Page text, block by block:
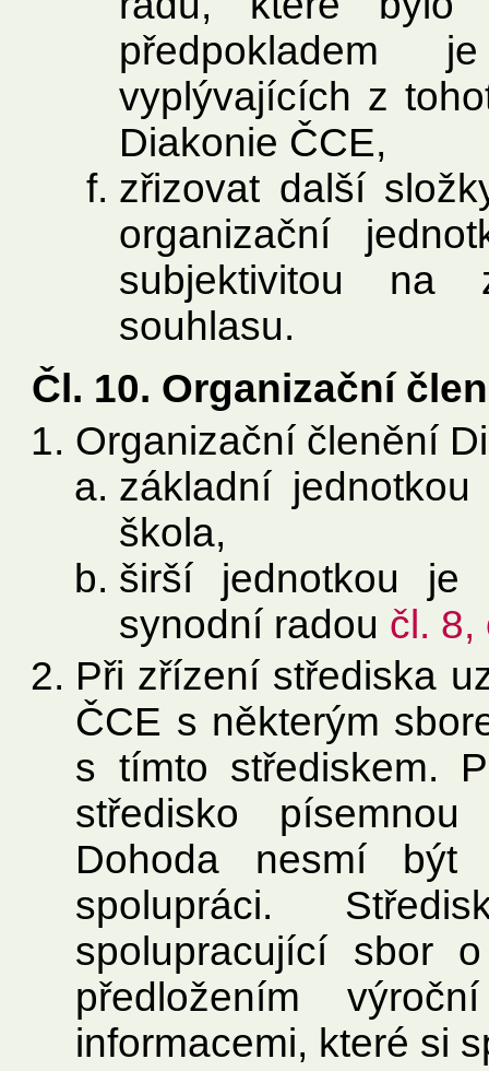
předpokladem
vyplývajících z
Diakonie ČCE,
zřizovat další
organizační
subjektivitou na
souhlasu.
Čl. 10. Organizační
Organizační členění
základní
škola,
širší jednotkou je
synodní radou čl. 8,
Při zřízení střediska
ČCE s některým
s tímto střediskem.
středisko
Dohoda nesmí
spolupráci.
spolupracující sbor
předložením
informacemi, které si